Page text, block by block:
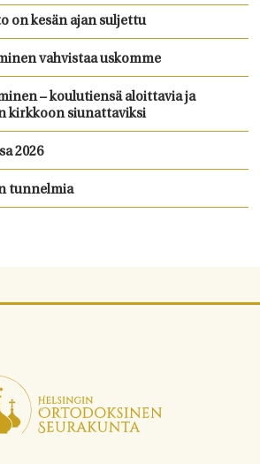
on kesän ajan suljettu
vahvistaa uskomme
– koulutiensä aloittavia ja
kirkkoon siunattaviksi
2026
tunnelmia